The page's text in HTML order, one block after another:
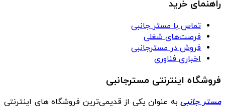
راهنمای خرید
تماس با مستر جانبی
فرصت‌های شغلی
فروش در مسترجانبی
اخباری فناوری
فروشگاه اینترنتی مسترجانبی
مستر جانبیبه عنوان یکی از قدیمی‌ترین فروشگاه های اینترنتی